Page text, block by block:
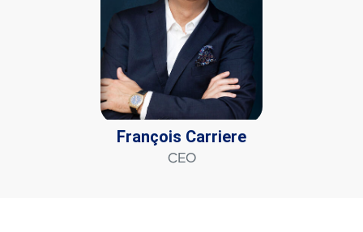
François Carriere
CEO